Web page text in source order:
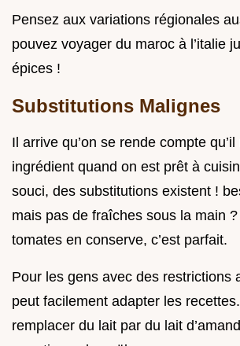
Pensez aux variations régionales
pouvez voyager du maroc à l’italie
épices !
Substitutions Malignes
Il arrive qu’on se rende compte
ingrédient quand on est prêt à
souci, des substitutions existent !
mais pas de fraîches sous la main
tomates en conserve, c’est parfait.
Pour les gens avec des restrictions
peut facilement adapter les
remplacer du lait par du lait